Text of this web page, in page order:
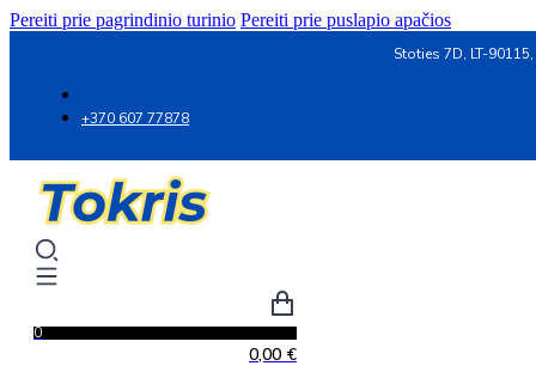
Pereiti prie pagrindinio turinio Pereiti prie puslapio apačios
Stoties 7D, LT-
+370 607 77878
0
0,00 €